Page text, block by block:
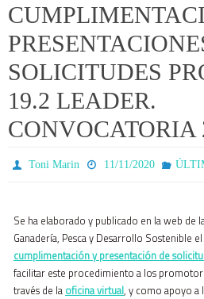
SOLICITUDES
19.2 LEADER.
CONVOCATORIA
Toni Marin 11/11/2020
Se ha elaborado y publicado en la web de
Ganadería, Pesca y Desarrollo Sostenible
cumplimentación y presentación de
facilitar este procedimiento a los
través de la oficina virtual, y como apoyo a